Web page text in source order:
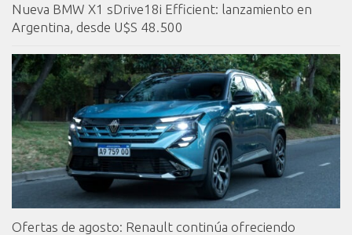
Nueva BMW X1 sDrive18i Efficient: lanzamiento en
Argentina, desde U$S 48.500
Ofertas de agosto: Renault continúa ofreciendo